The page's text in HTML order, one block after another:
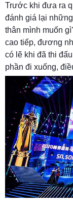
Trước khi đưa ra
đánh giá lại
thân mình muốn
cao tiếp, đương
có lẽ khi đã thi
phần đi xuống,